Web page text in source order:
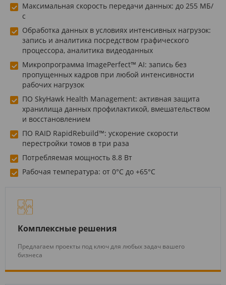
Максимальная скорость передачи данных: до 255 МБ/
с
Обработка данных в условиях интенсивных нагрузок:
запись и аналитика посредством графического
процессора, аналитика видеоданных
Микропрограмма ImagePerfect™ AI: запись без
пропущенных кадров при любой интенсивности
рабочих нагрузок
ПО SkyHawk Health Management: активная защита
хранилища данных профилактикой, вмешательством
и восстановлением
ПО RAID RapidRebuild™: ускорение скорости
перестройки томов в три раза
Потребляемая мощность 8.8 Вт
Рабочая температура: от 0°C до +65°C
Комплексные решения
Предлагаем проекты под ключ для любых задач вашего
бизнеса